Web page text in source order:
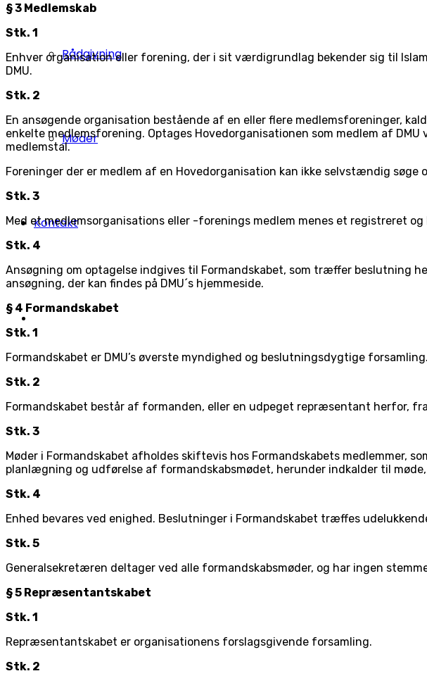
Rådgivning
Møder
Kontakt
§ 3 Medlemskab
Stk. 1
Enhver organisation eller forening, der i sit værdigrundlag bekender sig til
DMU.
Stk. 2
En ansøgende organisation bestående af en eller flere medlemsforeninger,
enkelte medlemsforening. Optages Hovedorganisationen som medlem af
medlemstal.
Foreninger der er medlem af en Hovedorganisation kan ikke selvstændig søge
Stk. 3
Med et medlemsorganisations eller -forenings medlem menes et registreret
Stk. 4
Ansøgning om optagelse indgives til Formandskabet, som træffer beslutning
ansøgning, der kan findes på DMU´s hjemmeside.
§ 4 Formandskabet
Stk. 1
Formandskabet er DMU’s øverste myndighed og beslutningsdygtige forsamling.
Stk. 2
Formandskabet består af formanden, eller en udpeget repræsentant herfor,
Stk. 3
Møder i Formandskabet afholdes skiftevis hos Formandskabets
planlægning og udførelse af formandskabsmødet, herunder indkalder til
Stk. 4
Enhed bevares ved enighed. Beslutninger i Formandskabet træffes
Stk. 5
Generalsekretæren deltager ved alle formandskabsmøder, og har ingen
§ 5 Repræsentantskabet
Stk. 1
Repræsentantskabet er organisationens forslagsgivende forsamling.
Stk. 2